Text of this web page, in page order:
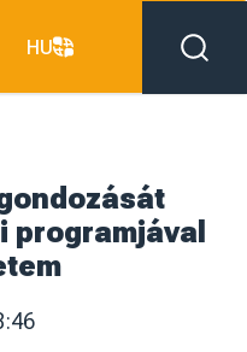
HU
programjával